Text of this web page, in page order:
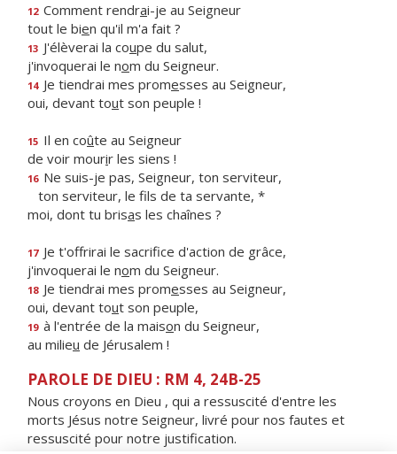
12 Comment rendrai-je au Seigneur
tout le bien qu'il m'a fait ?
13 J'élèverai la coupe du salut,
j'invoquerai le nom du Seigneur.
14 Je tiendrai mes promesses au Seigneur,
oui, devant tout son peuple !
15 Il en coûte au Seigneur
de voir mourir les siens !
16 Ne suis-je pas, Seigneur, ton serviteur,
ton serviteur, le fls de ta servante, *
moi, dont tu brisas les chaînes ?
17 Je t'offrirai le sacrifce d'action de grâce,
j'invoquerai le nom du Seigneur.
18 Je tiendrai mes promesses au Seigneur,
oui, devant tout son peuple,
19 à l'entrée de la maison du Seigneur,
au milieu de Jérusalem !
PAROLE DE DIEU : RM 4, 24B-25
Nous croyons en Dieu , qui a ressuscité d'entre les
morts Jésus notre Seigneur, livré pour nos fautes et
ressuscité pour notre justification.